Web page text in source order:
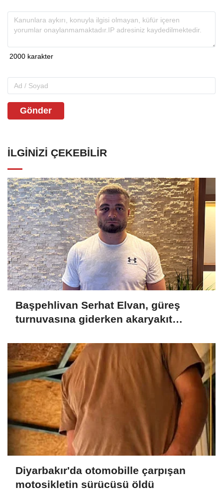
Gönder
İLGINIZI ÇEKEBILIR
Başpehlivan Serhat Elvan, güreş
turnuvasına giderken akaryakıt
Diyarbakır'da otomobille çarpışan
motosikletin sürücüsü öldü